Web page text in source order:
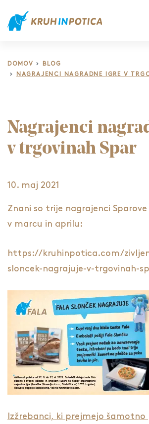
DOMOV
BLOG
NAGRAJENCI NAGRADNE IGRE V
Nagrajenci
v trgovinah Spar
10. maj 2021
Znani so trije nagrajenci
v marcu in aprilu:
https://kruhinpotica.com/
sloncek-nagrajuje-v-trgovinah-
Izžrebanci, ki prejmejo šamotno